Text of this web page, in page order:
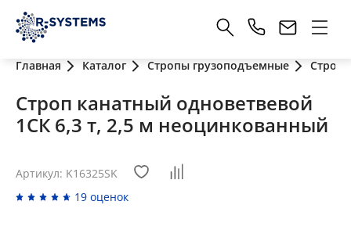
Главная Каталог Стропы грузоподъемные
Строп канатный одноветвевой
1СК 6,3 т, 2,5 м неоцинкованный
Артикул: K16325SK
19 оценок